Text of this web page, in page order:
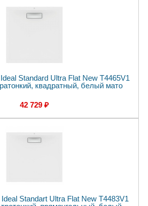
Standard Ultra Flat New T4465V1
квадратный, белый мато
42 729 ₽
Standart Ultra Flat New T4483V1